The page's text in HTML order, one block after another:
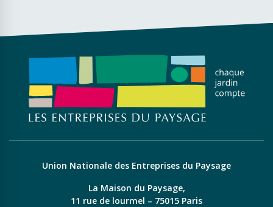
Union Nationale des Entreprises du Paysage
La Maison du Paysage,
11 rue de lourmel – 75015 Paris